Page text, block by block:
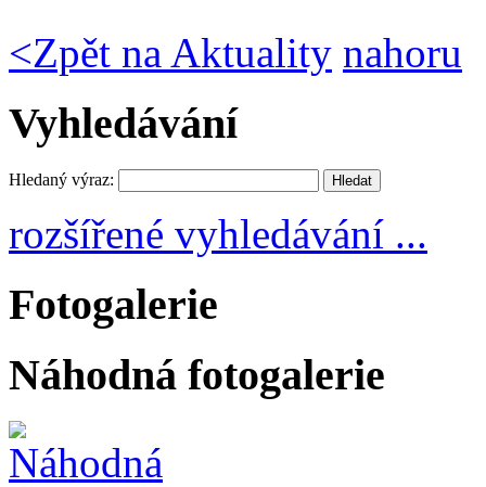
<Zpět na Aktuality nahoru
Vyhledávání
Hledaný výraz:
rozšířené vyhledávání ...
Fotogalerie
Náhodná fotogalerie